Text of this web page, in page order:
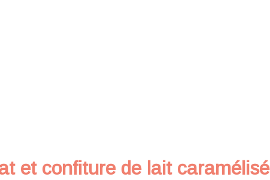
et confiture de lait caramélisé